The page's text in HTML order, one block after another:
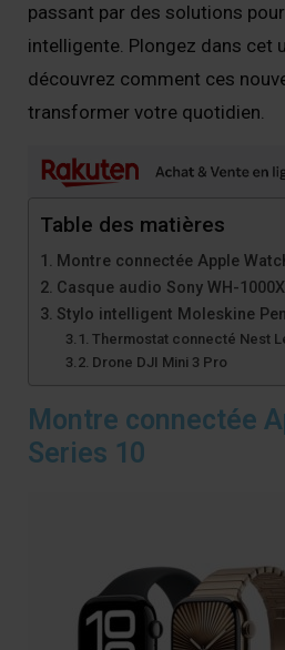
passant par des solutions
intelligente. Plongez dans cet
découvrez comment ces
transformer votre quotidien.
Table des matières
Montre connectée Apple
Casque audio Sony WH-
Stylo intelligent Moleskine
Thermostat connecté Nest
Drone DJI Mini 3 Pro
Montre connectée
Series 10